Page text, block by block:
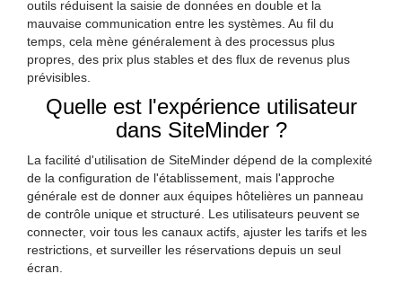
outils réduisent la saisie de données en double et la
mauvaise communication entre les systèmes. Au fil du
temps, cela mène généralement à des processus plus
propres, des prix plus stables et des flux de revenus plus
prévisibles.
Quelle est l'expérience utilisateur
dans SiteMinder ?
La facilité d'utilisation de SiteMinder dépend de la complexité
de la configuration de l'établissement, mais l'approche
générale est de donner aux équipes hôtelières un panneau
de contrôle unique et structuré. Les utilisateurs peuvent se
connecter, voir tous les canaux actifs, ajuster les tarifs et les
restrictions, et surveiller les réservations depuis un seul
écran.